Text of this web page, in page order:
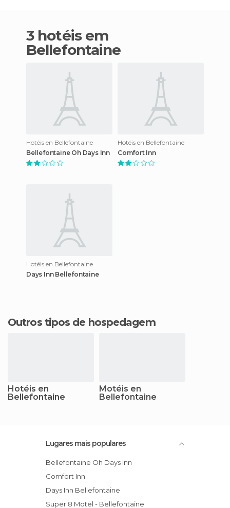
3 hotéis em
Bellefontaine
Hotéis en Bellefontaine
Bellefontaine Oh Days Inn
Hotéis en Bellefontaine
Comfort Inn
Hotéis en Bellefontaine
Days Inn Bellefontaine
Outros tipos de hospedagem
Hotéis en
Bellefontaine
Motéis en
Bellefontaine
Lugares mais populares
Bellefontaine Oh Days Inn
Comfort Inn
Days Inn Bellefontaine
Super 8 Motel - Bellefontaine